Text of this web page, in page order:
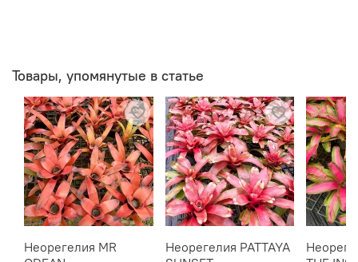
Товары, упомянутые в статье
Неорегелия MR
Неорегелия PATTAYA